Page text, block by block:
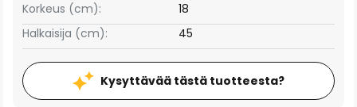
Korkeus (cm):
18
Halkaisija (cm):
45
Kysyttävää tästä tuotteesta?